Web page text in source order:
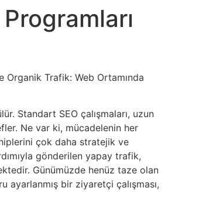
Organik Trafik: Web Ortamında
Standart SEO çalışmaları, uzun
Ne var ki, mücadelenin her
çok daha stratejik ve
gönderilen yapay trafik,
Günümüzde henüz taze olan
bir ziyaretçi çalışması,